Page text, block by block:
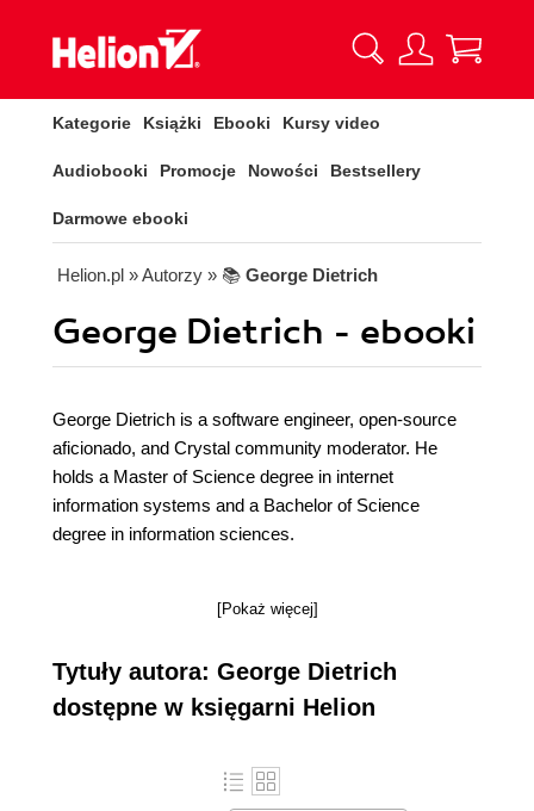
Kategorie Książki Ebooki Kursy video
Audiobooki Promocje Nowości Bestsellery
Darmowe ebooki
Helion.pl » Autorzy » 📚 George Dietrich
George Dietrich - ebooki
George Dietrich is a software engineer, open-source
aficionado, and Crystal community moderator. He
holds a Master of Science degree in internet
information systems and a Bachelor of Science
degree in information sciences.
[Pokaż więcej]
Tytuły autora: George Dietrich
dostępne w księgarni Helion